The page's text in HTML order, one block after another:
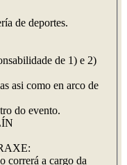
de deportes.
de 1) e 2)
asi como en arco de
do evento.
correrá a cargo da